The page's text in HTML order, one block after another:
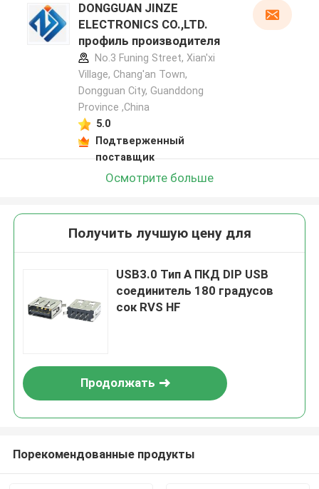
DONGGUAN JINZE
ELECTRONICS CO.,LTD.
профиль производителя
No.3 Funing Street, Xian'xi
Village, Chang'an Town,
Dongguan City, Guanddong
Province ,China
5.0
Подтверженный
поставщик
Осмотрите больше
Получить лучшую цену для
USB3.0 Тип A ПКД DIP USB
соединитель 180 градусов
сок RVS HF
Продолжать
Порекомендованные продукты